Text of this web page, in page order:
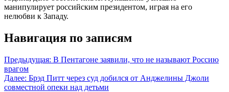
манипулирует российским президентом, играя на его
нелюбви к Западу.
Навигация по записям
Предыдущая: В Пентагоне заявили, что не называют Россию
врагом
Далее: Брэд Питт через суд добился от Анджелины Джоли
совместной опеки над детьми